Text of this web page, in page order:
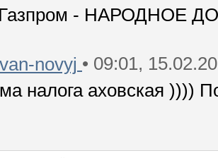
Газпром - НАРОДНОЕ
novyj • 09:01,
налога аховская ))))